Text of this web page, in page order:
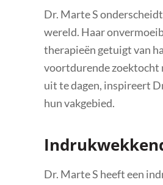
Dr. Marte S
wereld. Haar
therapieën getuigt van
voortdurende zoektocht
uit te dagen, inspireert
hun vakgebied.
Dr. Marte S heeft een